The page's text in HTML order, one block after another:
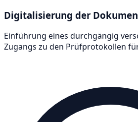
Digitalisierung der
Einführung eines durchgängig
Zugangs zu den Prüfprotokollen